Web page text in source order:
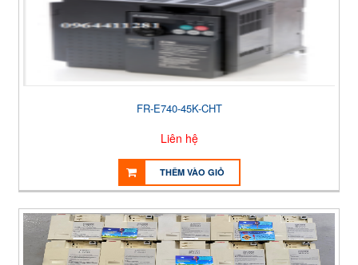
FR-E740-45K-CHT
Liên hệ
THÊM VÀO GIỎ